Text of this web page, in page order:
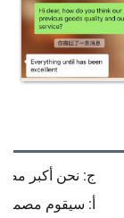
ج: نحن أكبر
أ: سيقوم